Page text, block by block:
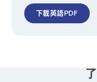
下載英語PDF